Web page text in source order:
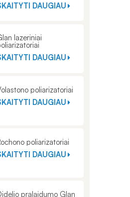
DAUGIAU
lazeriniai
DAUGIAU
poliarizatoriai
DAUGIAU
poliarizatoriai
DAUGIAU
pralaidumo Glan